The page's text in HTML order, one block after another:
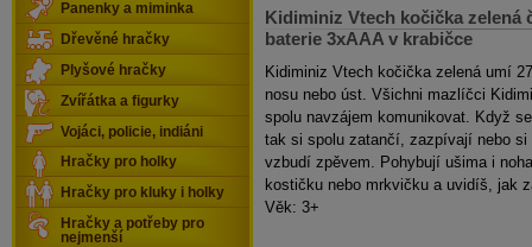
Kidiminiz Vtech kočička zelená
baterie 3xAAA v krabičce
Kidiminiz Vtech kočička zelená umí
nosu nebo úst. Všichni mazlíčci
spolu navzájem komunikovat. Když
tak si spolu zatančí, zazpívají nebo si
vzbudí zpěvem. Pohybují ušima i
kostičku nebo mrkvičku a uvidíš, jak
Věk: 3+
Panenky a miminka
Dřevěné hračky
Plyšové hračky
Zvířátka a figurky
Vojáci, policie, indiáni
Hračky pro holky
Hračky pro kluky i holky
Hračky a potřeby pro
nejmenší